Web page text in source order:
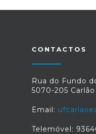
CONTACTOS
Rua do Fundo
5070-205 Carlão
Email:
Telemóvel: